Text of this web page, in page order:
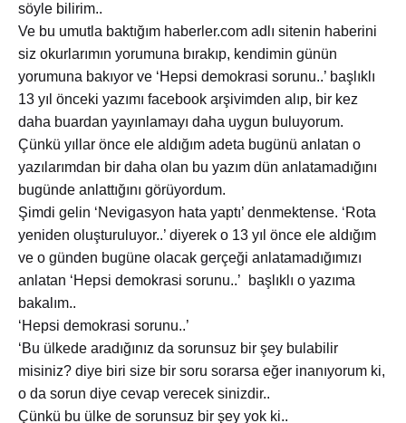
söyle bilirim..
Ve bu umutla baktığım haberler.com adlı sitenin haberini
siz okurlarımın yorumuna bırakıp, kendimin günün
yorumuna bakıyor ve ‘Hepsi demokrasi sorunu..’ başlıklı
13 yıl önceki yazımı facebook arşivimden alıp, bir kez
daha buardan yayınlamayı daha uygun buluyorum.
Çünkü yıllar önce ele aldığım adeta bugünü anlatan o
yazılarımdan bir daha olan bu yazım dün anlatamadığını
bugünde anlattığını görüyordum.
Şimdi gelin ‘Nevigasyon hata yaptı’ denmektense. ‘Rota
yeniden oluşturuluyor..’ diyerek o 13 yıl önce ele aldığım
ve o günden bugüne olacak gerçeği anlatamadığımızı
anlatan ‘Hepsi demokrasi sorunu..’ başlıklı o yazıma
bakalım..
‘Hepsi demokrasi sorunu..’
‘Bu ülkede aradığınız da sorunsuz bir şey bulabilir
misiniz? diye biri size bir soru sorarsa eğer inanıyorum ki,
o da sorun diye cevap verecek sinizdir..
Çünkü bu ülke de sorunsuz bir şey yok ki..